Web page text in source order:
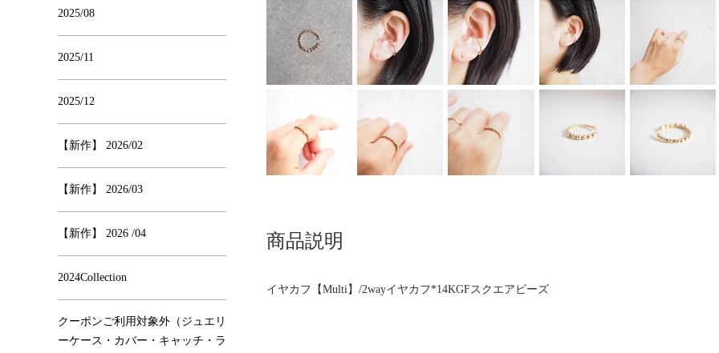
商品説明
イヤカフ【Multi】/2wayイヤカフ*14KGFスクエアビーズ
2025/08
2025/11
2025/12
【新作】 2026/02
【新作】 2026/03
【新作】 2026 /04
2024Collection
クーポンご利用対象外（ジュエリ
ーケース・カバー・キャッチ・ラ